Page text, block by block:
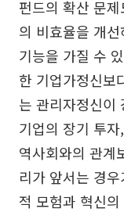
펀드의 확산 문
의 비효율을 개
기능을 가질 수
한 기업가정신보
는 관리자정신이
기업의 장기 투
역사회와의 관계
리가 앞서는 경
적 모험과 혁신